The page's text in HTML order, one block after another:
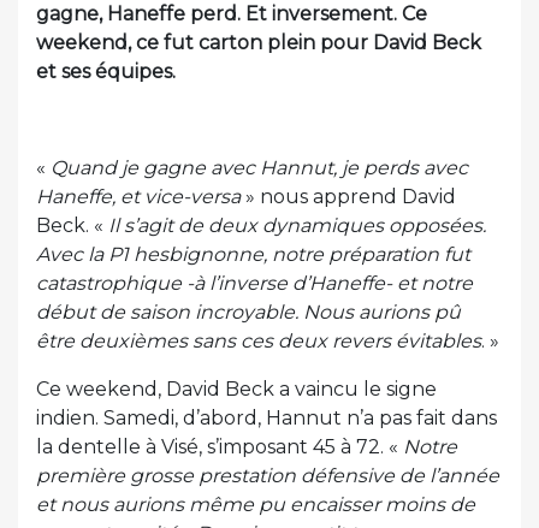
gagne, Haneffe perd. Et inversement. Ce
weekend, ce fut carton plein pour David Beck
et ses équipes.
« Quand je gagne avec Hannut, je perds avec
Haneffe, et vice-versa» nous apprend David
Beck. « Il s’agit de deux dynamiques opposées.
Avec la P1 hesbignonne, notre préparation fut
catastrophique -à l’inverse d’Haneffe- et notre
début de saison incroyable. Nous aurions pû
être deuxièmes sans ces deux revers évitables. »
Ce weekend, David Beck a vaincu le signe
indien. Samedi, d’abord, Hannut n’a pas fait dans
la dentelle à Visé, s’imposant 45 à 72. « Notre
première grosse prestation défensive de l’année
et nous aurions même pu encaisser moins de